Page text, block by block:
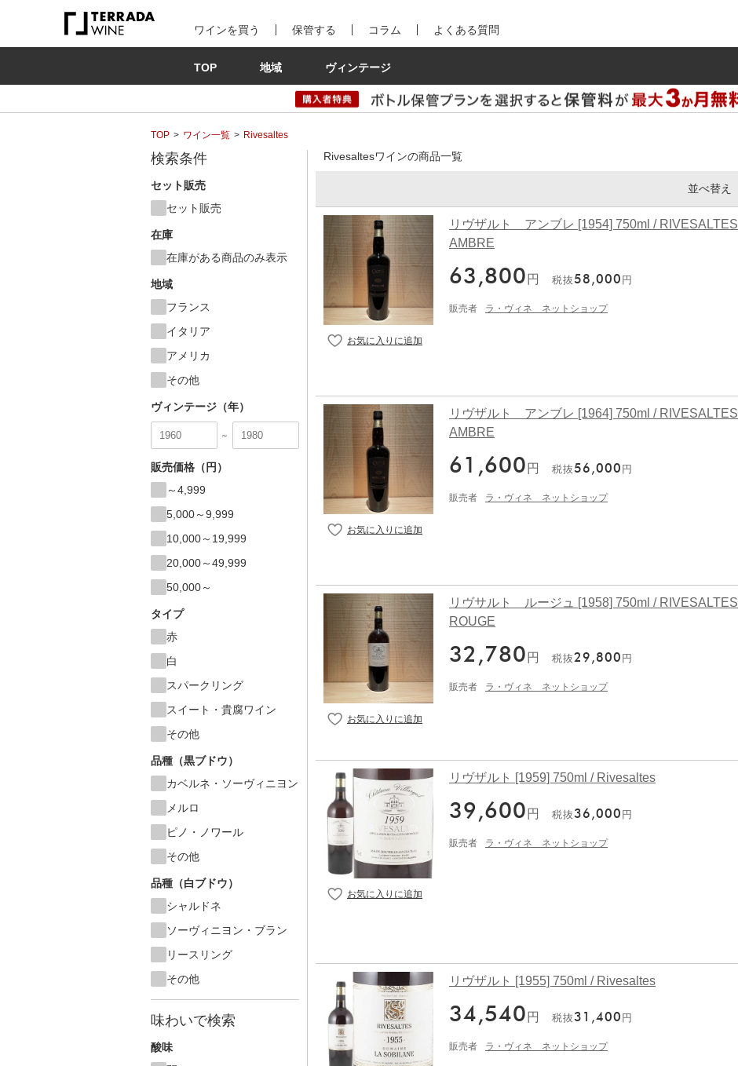
ワインを買う 保管する コラム よくある質問
TOP 地域 ヴィンテージ
TOP ワイン一覧 Rivesaltes
検索条件
セット販売
セット販売
在庫
在庫がある商品のみ表示
地域
フランス
イタリア
アメリカ
その他
ヴィンテージ（年）
～
販売価格（円）
～4,999
5,000～9,999
10,000～19,999
20,000～49,999
50,000～
タイプ
赤
白
スパークリング
スイート・貴腐ワイン
その他
品種（黒ブドウ）
カベルネ・ソーヴィニヨン
メルロ
ピノ・ノワール
その他
品種（白ブドウ）
シャルドネ
ソーヴィニヨン・ブラン
リースリング
その他
味わいで検索
酸味
Rivesaltesワインの商品一覧
並べ替え
リヴザルト アンブレ [1954] 750ml / RIVESALTES
AMBRE
63,800 円 税抜 58,000 円
販売者 ラ・ヴィネ ネットショップ
リヴザルト アンブレ [1964] 750ml / RIVESALTES
AMBRE
61,600 円 税抜 56,000 円
販売者 ラ・ヴィネ ネットショップ
リヴサルト ルージュ [1958] 750ml / RIVESALTES
ROUGE
32,780 円 税抜29,800 円
販売者 ラ・ヴィネ ネットショップ
リヴザルト [1959] 750ml / Rivesaltes
39,600 円 税抜36,000 円
販売者 ラ・ヴィネ ネットショップ
リヴザルト [1955] 750ml / Rivesaltes
34,540 円 税抜31,400 円
販売者 ラ・ヴィネ ネットショップ